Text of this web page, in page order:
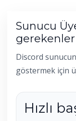
Sunucu
gerekenler
Discord
göstermek için
Hızlı